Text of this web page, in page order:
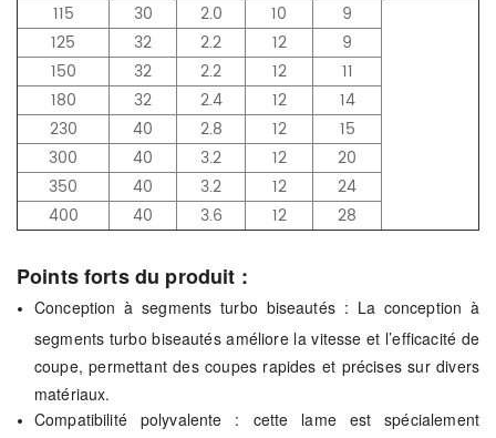
115
30 2.0 10
9
125
32 2.2 12
9
150
32 2.2 12
11
180
32 2.4 12
14
230
40 2.8 12
15
300
40 3.2 12
20
350
40 3.2 12
24
400
40 3.6 12 28
Points forts du produit :
Conception à segments turbo biseautés : La conception à
segments turbo biseautés améliore la vitesse et l’efficacité de
coupe, permettant des coupes rapides et précises sur divers
matériaux.
Compatibilité polyvalente : cette lame est spécialement